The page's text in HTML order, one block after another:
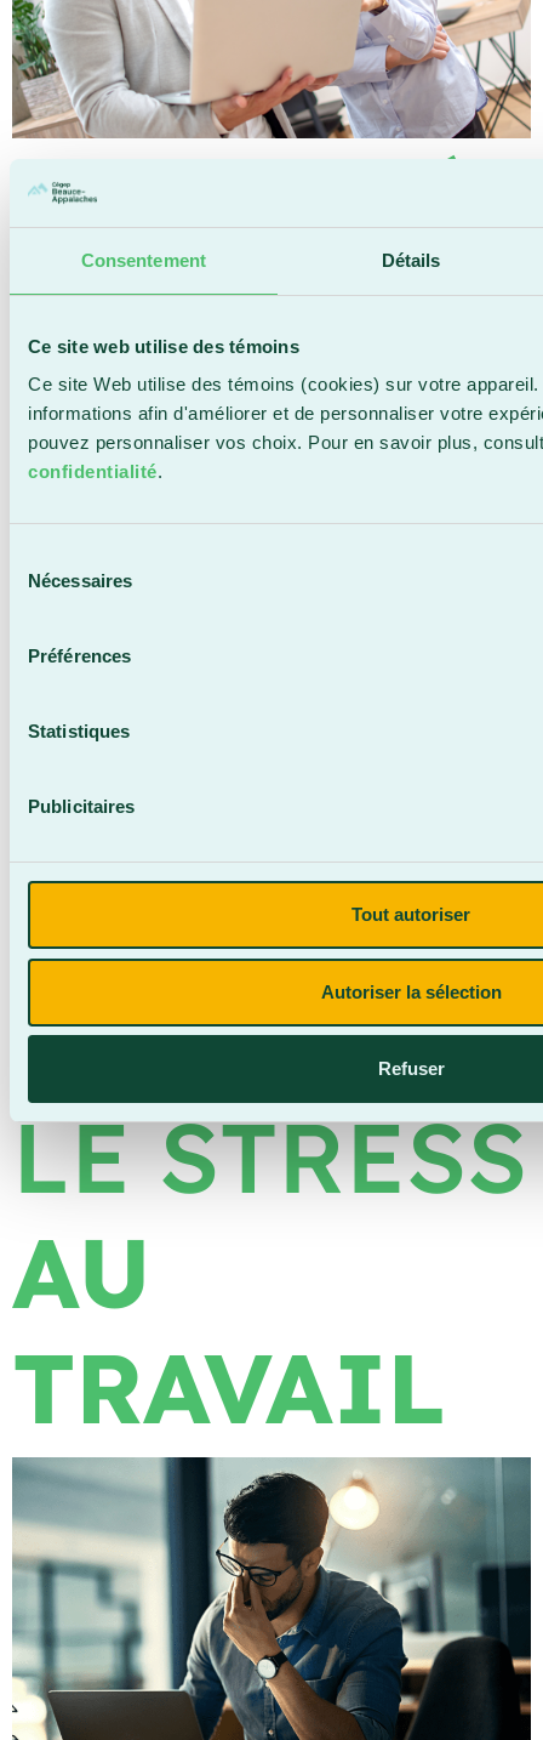
Consentement Détails
Ce site web utilise des témoins
Ce site Web utilise des témoins (cookies) sur votre
informations afin d'améliorer et de personnaliser votre
pouvez personnaliser vos choix. Pour en savoir plus,
confidentialité.
Nécessaires
Préférences
Statistiques
Publicitaires
Tout autoriser
Autoriser la sélection
Refuser
EMPLOYÉS
QUOI
FAIRE?
LE STRESS
AU
TRAVAIL